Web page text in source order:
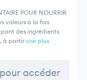
POUR NOURRIR
valeurs à la fois
des ingrédients
à partirvoir plus
pour accéder